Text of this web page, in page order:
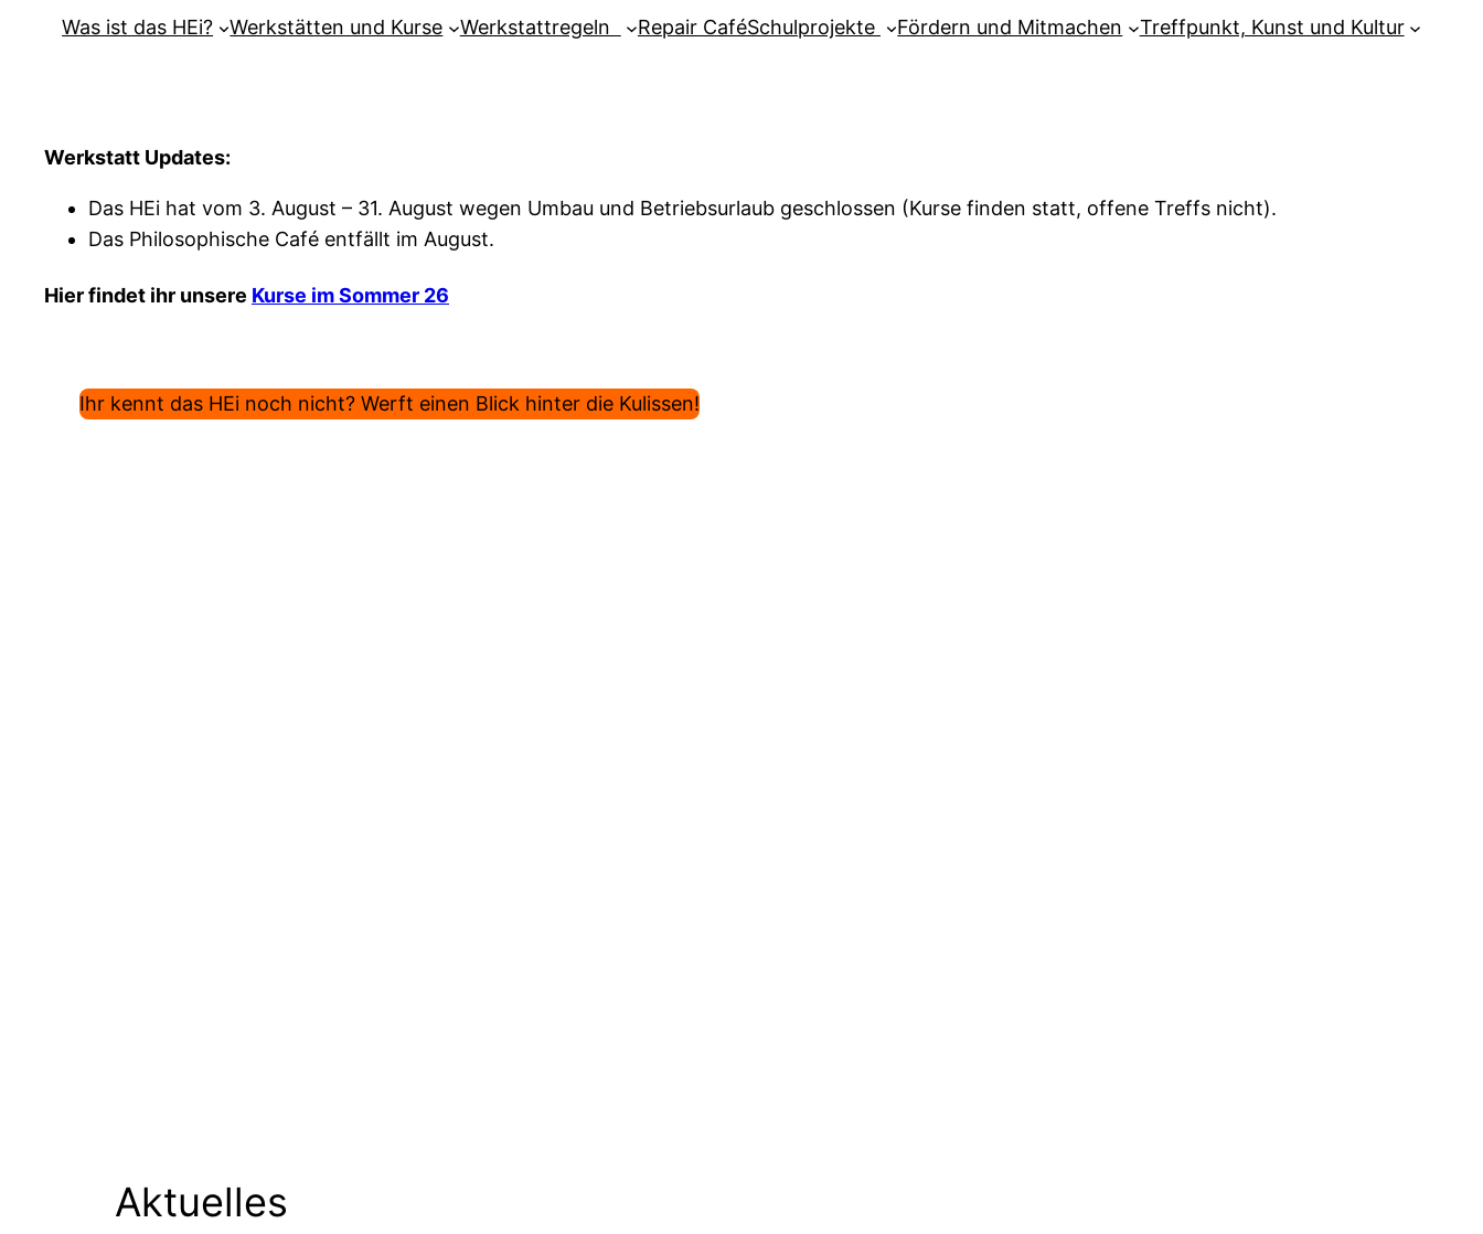
Was ist das HEi? Werkstätten und Kurse Werkstattregeln Repair CaféSchulprojekte Fördern und Mitmachen Treffpunkt, Kunst und Kultur
Werkstatt Updates:
Das HEi hat vom 3. August – 31. August wegen Umbau und Betriebsurlaub geschlossen (Kurse finden statt, offene Treffs nicht).
Das Philosophische Café entfällt im August.
Hier findet ihr unsere Kurse im Sommer 26
Ihr kennt das HEi noch nicht? Werft einen Blick hinter die Kulissen!
Aktuelles